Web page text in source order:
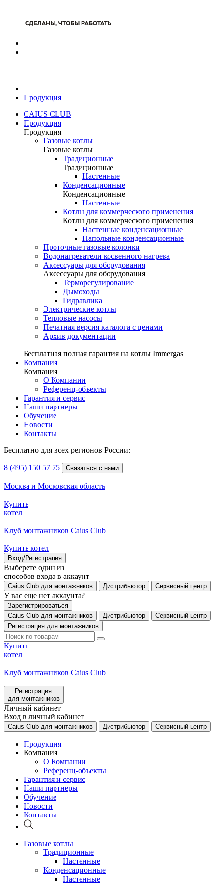
Продукция
CAIUS CLUB
Продукция
Продукция
Газовые котлы
Газовые котлы
Традиционные
Традиционные
Настенные
Конденсационные
Конденсационные
Настенные
Котлы для коммерческого применения
Котлы для коммерческого применения
Настенные конденсационные
Напольные конденсационные
Проточные газовые колонки
Водонагреватели косвенного нагрева
Аксессуары для оборудования
Аксессуары для оборудования
Терморегулирование
Дымоходы
Гидравлика
Электрические котлы
Тепловые насосы
Печатная версия каталога с ценами
Архив документации
Бесплатная полная гарантия на котлы Immergas
Компания
Компания
О Компании
Референц-объекты
Гарантия и сервис
Наши партнеры
Обучение
Новости
Контакты
Бесплатно для всех регионов России:
8 (495) 150 57 75 Связаться с нами
Москва и Московская область
Купить
котел
Клуб монтажников Caius Club
Купить котел
Вход/Регистрация
Выберете один из
способов входа в аккаунт
Caius Club для монтажников Дистрибьютор Сервисный центр
У вас еще нет аккаунта?
Зарегистрироваться
Caius Club для монтажников
Дистрибьютор
Сервисный центр
Регистрация для монтажников
Купить
котел
Клуб монтажников Caius Club
Регистрация
для монтажников
Личный кабинет
Вход в личный кабинет
Caius Club для монтажников Дистрибьютор Сервисный центр
Продукция
Компания
О Компании
Референц-объекты
Гарантия и сервис
Наши партнеры
Обучение
Новости
Контакты
Газовые котлы
Традиционные
Настенные
Конденсационные
Настенные